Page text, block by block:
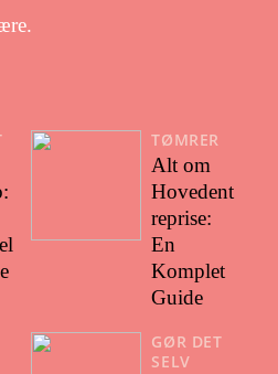
TØMRER
Alt om
Hovedent
reprise:
En
Komplet
Guide
GØR DET
SELV